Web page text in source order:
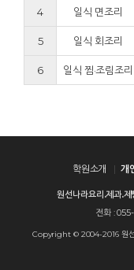
4 일식 면조리
5 일식 회조리
6 일식 찜·조림조리
학원소개 개
원선나라요리.제과.제
전화 :
Copyright © 2004-2016 원